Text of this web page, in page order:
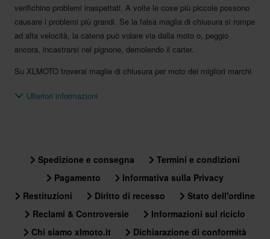
verifichino problemi inaspettati. A volte le cose più piccole possono
causare i problemi più grandi. Se la falsa maglia di chiusura si rompe
ad alta velocità, la catena può volare via dalla moto o, peggio
ancora, incastrarsi nel pignone, demolendo il carter.
Su XLMOTO troverai maglie di chiusura per moto dei migliori marchi
lavoro correttamente al primo tentativo. Una falsa maglia per moto è
La falsa maglia in versione clip è semplicemente una maglia con una
clip che la tiene in posizione. La falsa maglia a rivetto è invece una
utensile, il ribattitore.
Ulteriori informazioni
Spedizione e consegna
Termini e condizioni
Pagamento
Informativa sulla Privacy
Restituzioni
Diritto di recesso
Stato dell'ordine
Reclami & Controversie
Informazioni sul riciclo
Chi siamo xlmoto.it
Dichiarazione di conformità